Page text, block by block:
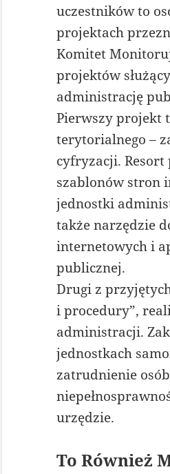
uczestników to
projektach
Komitet
projektów
administrację
Pierwszy projekt
terytorialnego –
cyfryzacji.
szablonów stron
jednostki
także narzędzie
internetowych i
publicznej.
Drugi z
i procedury”,
administracji.
jednostkach
zatrudnienie
urzędzie.
To Również